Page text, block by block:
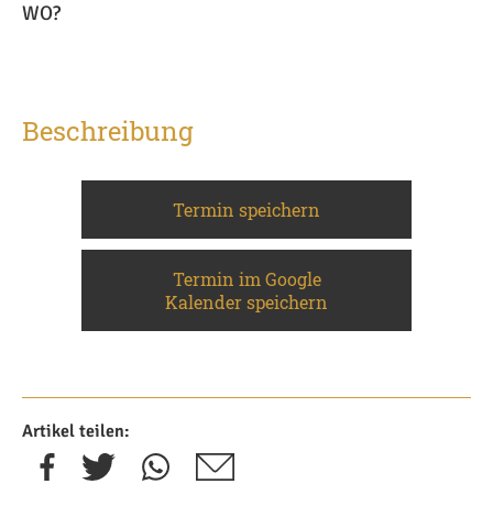
WO?
Beschreibung
Termin speichern
Termin im Google
Kalender speichern
Artikel teilen: